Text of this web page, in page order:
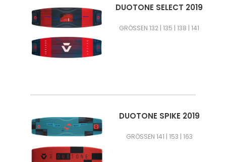
DUOTONE SELECT 2019
GRÖSSEN 132 | 135 | 138 | 141
DUOTONE SPIKE 2019
GRÖSSEN 141 | 153 | 163